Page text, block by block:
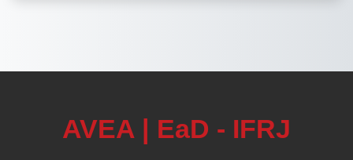
AVEA | EaD - IFRJ